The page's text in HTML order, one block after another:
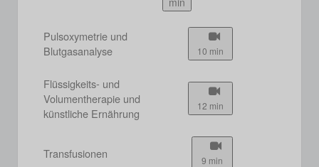
Pulsoxymetrie und
Blutgasanalyse
10 min
Flüssigkeits- und
Volumentherapie und
künstliche Ernährung
12 min
Transfusionen 9 min